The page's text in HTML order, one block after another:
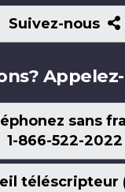
Suivez-nous
sans
1-866-522-2022
téléscripteur